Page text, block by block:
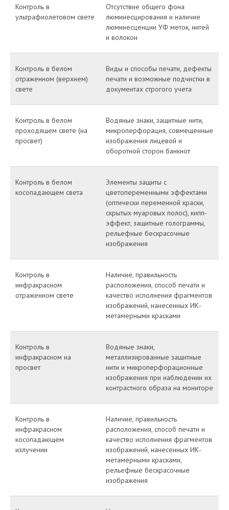
Контроль в
ультрафиолетовом свете
Отсутствие общего фона
люминесцирования и наличие
люминесценции УФ меток, нитей
и волокон
Контроль в белом
отраженном (верхнем)
свете
Виды и способы печати, дефекты
печати и возможные подчистки в
документах строгого учета
Контроль в белом
проходящем свете (на
просвет)
Водяные знаки, защитные нити,
микроперфорация, совмещенные
изображения лицевой и
оборотной сторон банкнот
Контроль в белом
косопадающем света
Элементы защиты с
цветопеременными эффектами
(оптически переменной краски,
скрытых муаровых полос), кипп-
эффект, защитные голограммы,
рельефные бескрасочные
изображения
Контроль в
инфракрасном
отраженном свете
Наличие, правильность
расположения, способ печати и
качество исполнения фрагментов
изображений, нанесенных ИК-
метамерными красками
Контроль в
инфракрасном на
просвет
Водяные знаки,
металлизированные защитные
нити и микроперфорационные
изображения при наблюдении их
контрастного образа на мониторе
Контроль в
инфракрасном
косопадающем
излучении
Наличие, правильность
расположения, способ печати и
качество исполнения фрагментов
изображений, нанесенных ИК-
метамерными красками,
рельефные бескрасочные
изображения